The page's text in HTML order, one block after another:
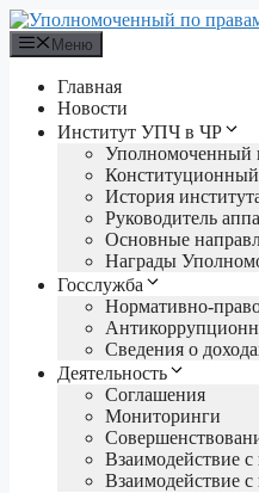
Перейти
к
содержимому
Меню
Главная
Новости
Институт УПЧ в ЧР
Уполномоченный
История
Руководитель
Основные
Награды
Госслужба
Нормативно-
Сведения о
Деятельность
Соглашения
Мониторинги
Взаимодействие
Взаимодействие